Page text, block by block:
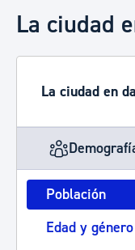
La ciudad
La ciudad en
Población
Edad y género